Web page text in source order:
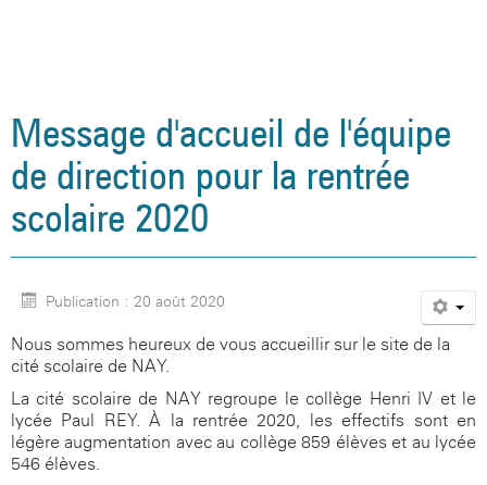
Citoyenneté
CESC
Sécurité
Examens / Résultats
Visite virtuelle du collège
Galerie photos
Option EPS
Option Langues et Cultures de l'Antiquité
Option Management Gestion
Espace santé
Assistante sociale
Blog citoyen
Sécurité
Orientation et examens
Orientation & APB
Documents utiles
Informations
Photos de classes
Galerie photos
Message d'accueil de l'équipe
de direction pour la rentrée
scolaire 2020
Publication : 20 août 2020
Nous sommes heureux de vous accueillir sur le site de la
cité scolaire de NAY.
La cité scolaire de NAY regroupe le collège Henri IV et le
lycée Paul REY. À la rentrée 2020, les effectifs sont en
légère augmentation avec au collège 859 élèves et au lycée
546 élèves.